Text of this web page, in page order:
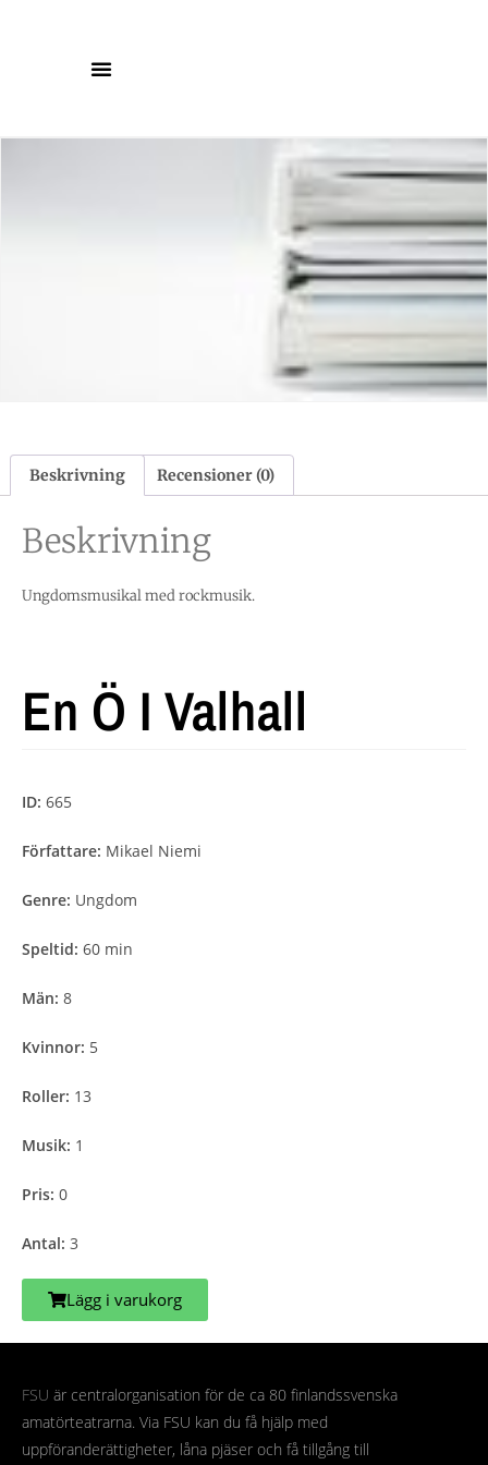
Beskrivning Recensioner (0)
Beskrivning
Ungdomsmusikal med rockmusik.
En Ö I Valhall
ID: 665
Författare: Mikael Niemi
Genre: Ungdom
Speltid: 60 min
Män: 8
Kvinnor: 5
Roller: 13
Musik: 1
Pris: 0
Antal: 3
Lägg i varukorg
FSU är centralorganisation för de ca 80 finlandssvenska
amatörteatrarna. Via FSU kan du få hjälp med
uppföranderättigheter, låna pjäser och få tillgång till